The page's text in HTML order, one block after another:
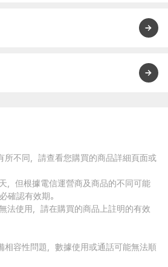
所不同，請查看您購買的商品詳細頁面或
，但根據電信運營商及商品的不同可能
確認有效期。
法使用，請在購買的商品上註明的有效
相容性問題，數據使用或通話可能無法順